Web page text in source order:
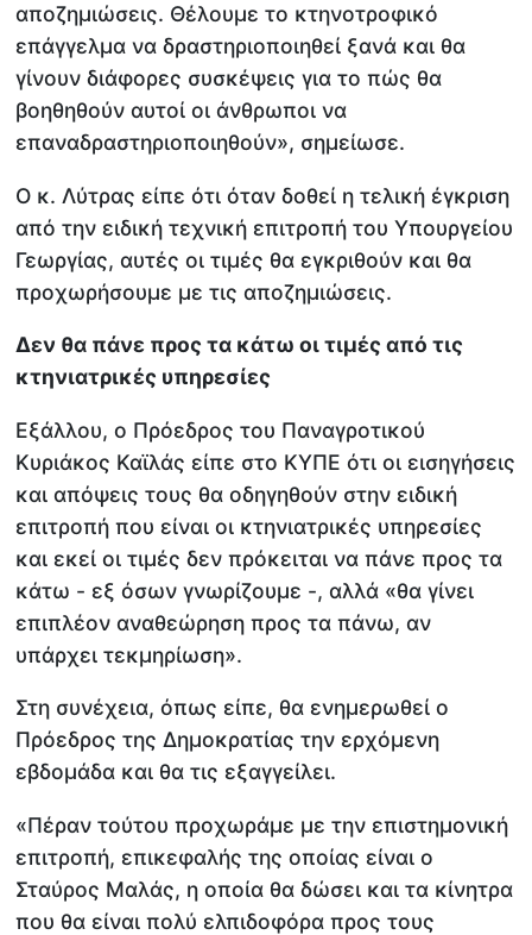
αποζημιώσεις. Θέλουμε το κτηνοτροφικό
επάγγελμα να δραστηριοποιηθεί ξανά και θα
γίνουν διάφορες συσκέψεις για το πώς θα
βοηθηθούν αυτοί οι άνθρωποι να
επαναδραστηριοποιηθούν», σημείωσε.
Ο κ. Λύτρας είπε ότι όταν δοθεί η τελική έγκριση
από την ειδική τεχνική επιτροπή του Υπουργείου
Γεωργίας, αυτές οι τιμές θα εγκριθούν και θα
προχωρήσουμε με τις αποζημιώσεις.
Δεν θα πάνε προς τα κάτω οι τιμές από τις
κτηνιατρικές υπηρεσίες
Εξάλλου, ο Πρόεδρος του Παναγροτικού
Κυριάκος Καϊλάς είπε στο ΚΥΠΕ ότι οι εισηγήσεις
και απόψεις τους θα οδηγηθούν στην ειδική
επιτροπή που είναι οι κτηνιατρικές υπηρεσίες
και εκεί οι τιμές δεν πρόκειται να πάνε προς τα
κάτω - εξ όσων γνωρίζουμε -, αλλά «θα γίνει
επιπλέον αναθεώρηση προς τα πάνω, αν
υπάρχει τεκμηρίωση».
Στη συνέχεια, όπως είπε, θα ενημερωθεί ο
Πρόεδρος της Δημοκρατίας την ερχόμενη
εβδομάδα και θα τις εξαγγείλει.
«Πέραν τούτου προχωράμε με την επιστημονική
επιτροπή, επικεφαλής της οποίας είναι ο
Σταύρος Μαλάς, η οποία θα δώσει και τα κίνητρα
που θα είναι πολύ ελπιδοφόρα προς τους